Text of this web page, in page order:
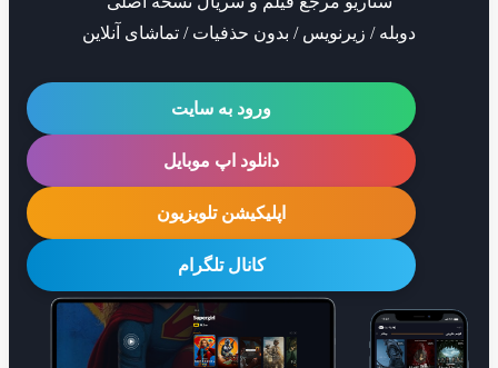
دوبله / زیرنویس / بدون حذفیات / تماشای آنلاین
ورود به سایت
دانلود اپ موبایل
اپلیکیشن تلویزیون
کانال تلگرام